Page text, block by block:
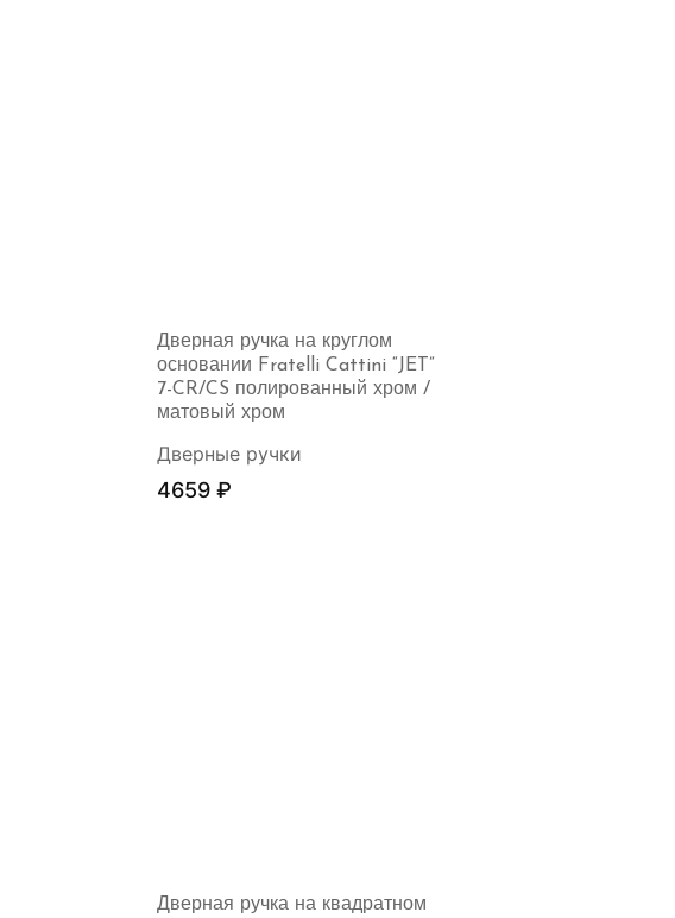
Дверная ручка на круглом
основании Fratelli Cattini “JET”
7-CR/CS полированный хром /
матовый хром
Дверные ручки
4659 ₽
Дверная ручка на квадратном